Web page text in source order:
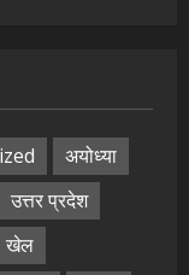
अयोध्या
उत्तर प्रदेश
खेल